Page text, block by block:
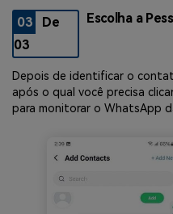
03
De
03
Escolha a
Depois de identificar o
após o qual você precisa
para monitorar o WhatsApp